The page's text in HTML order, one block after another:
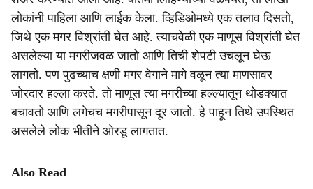
लोकांनी पाहिला आणि लाईक केला. व्हिडिओमध्ये एक तलाव दिसतो,
जिथे एक मगर विश्रांती घेत आहे. त्याचवेळी एक माणूस विश्रांती घेत
असलेल्या या मगरीजवळ जातो आणि तिची शेपटी उचलून घेऊ
लागतो. पण पुढच्याच क्षणी मगर वेगाने मागे वळून त्या माणसावर
जोरदार हल्ला करते. तो माणूस त्या मगरीच्या हल्ल्यातून थोडक्यात
बचावतो आणि लगेचच मगरीपासून दूर जातो. हे पाहून तिथे उपस्थित
असलेले लोक भीतीने ओरडू लागतात.
Also Read